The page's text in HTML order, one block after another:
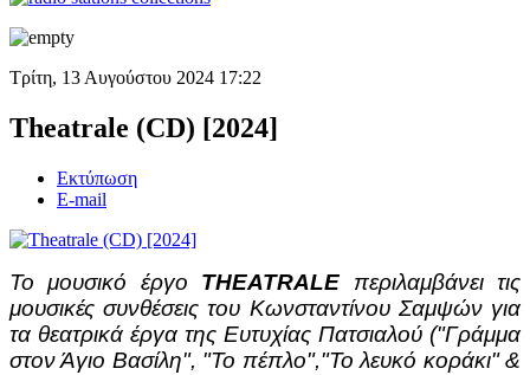
Τρίτη, 13 Αυγούστου 2024 17:22
Theatrale (CD) [2024]
Εκτύπωση
E-mail
Το μουσικό έργο THEATRALE περιλαμβάνει τις
μουσικές συνθέσεις του Κωνσταντίνου Σαμψών για
τα θεατρικά έργα της Ευτυχίας Πατσιαλού ("Γράμμα
στον Άγιο Βασίλη", "Το πέπλο","Το λευκό κοράκι" &